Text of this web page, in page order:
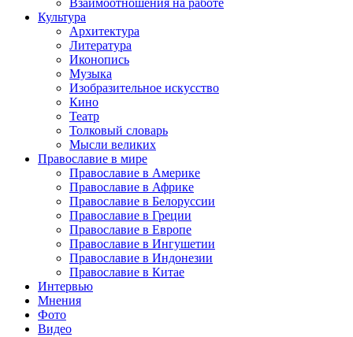
Взаимоотношения на работе
Культура
Архитектура
Литература
Иконопись
Музыка
Изобразительное искусство
Кино
Театр
Толковый словарь
Мысли великих
Православие в мире
Православие в Америке
Православие в Африке
Православие в Белоруссии
Православие в Греции
Православие в Европе
Православие в Ингушетии
Православие в Индонезии
Православие в Китае
Интервью
Мнения
Фото
Видео